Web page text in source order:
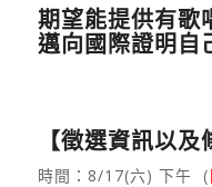
期望能提供有歌
邁向國際證明自
【徵選資訊以及
時間：8/17(六) 下午 (